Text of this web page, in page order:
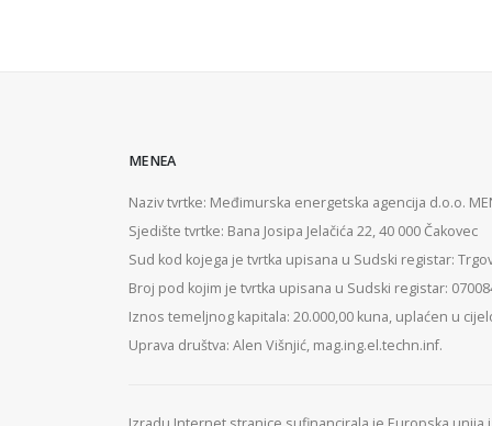
MENEA
Naziv tvrtke: Međimurska energetska agencija d.o.o.
Sjedište tvrtke: Bana Josipa Jelačića 22, 40 000 Čakovec
Sud kod kojega je tvrtka upisana u Sudski registar:
Broj pod kojim je tvrtka upisana u Sudski registar:
Iznos temeljnog kapitala: 20.000,00 kuna, uplaćen u
Uprava društva: Alen Višnjić, mag.ing.el.techn.inf.